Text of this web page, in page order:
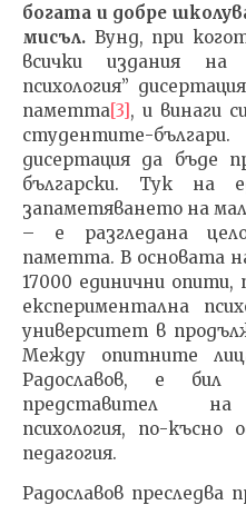
богата и добре
мисъл. Вунд, при
всички издания на
психология”
паметта[3], и винаги
студентите-
дисертация да бъде
български. Тук на
запаметяването на
– е разгледана
паметта. В основата
17000 единични
експериментална
университет в
Между опитните
Радославов, е
представител на
психология, по-
педагогия.
Радославов преследва